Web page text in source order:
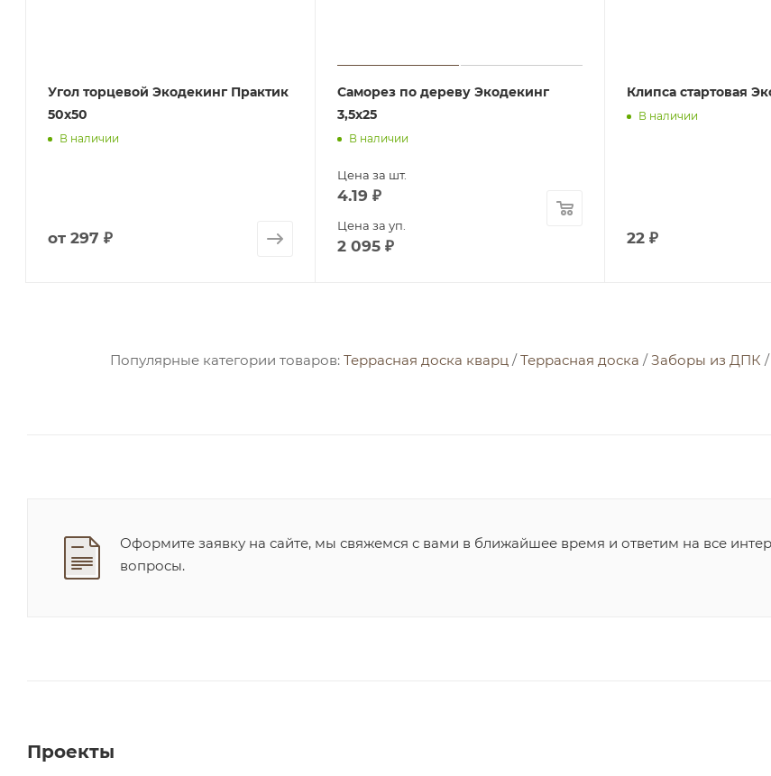
Угол торцевой Экодекинг Практик
50х50
В наличии
от 297 ₽
Саморез по дереву Экодекинг
3,5х25
В наличии
Цена за шт.
4.19 ₽
Цена за уп.
2 095 ₽
Клипса стартовая
В наличии
22 ₽
Популярные категории товаров: Террасная доска кварц / Террасная доска / Заборы из ДПК /
Оформите заявку на сайте, мы свяжемся с вами в ближайшее время и ответим на все
вопросы.
Проекты